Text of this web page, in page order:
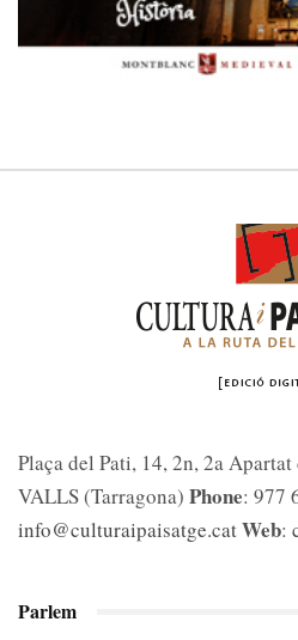
Plaça del Pati, 14, 2n, 2a
VALLS (Tarragona) Phone: 977
info@culturaipaisatge.catWeb:
Parlem